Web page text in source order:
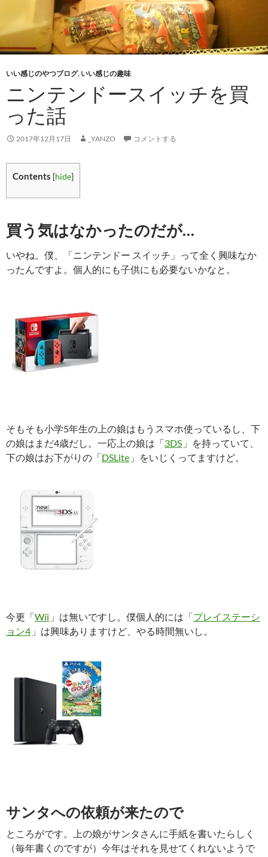
いい感じのやつブログ, いい感じの趣味
ニンテンドースイッチを買
った話
2017年12月17日 _YANZO コメントする
Contents [hide]
買う気はなかったのだが…
いやね。僕、「ニンテンドー スイッチ」って全く興味なか
ったんですよ。個人的にも子供にも必要ないかなと。
そもそも小学5年生の上の娘はもうスマホ使っているし、下
の娘はまだ4歳だし。一応上の娘は「3DS 」を持っていて、
下の娘はお下がりの「DSLite 」をいじくってますけど。
今更「Wii 」は無いですし。僕個人的には「プレイステーシ
ョン4 」は興味ありますけど、やる時間無いし。
サンタへの依頼が来たので
ところがです。上の娘がサンタさんに手紙を書いたらしく
（毎年書くのですが）今年はそれを見せてくれないようで